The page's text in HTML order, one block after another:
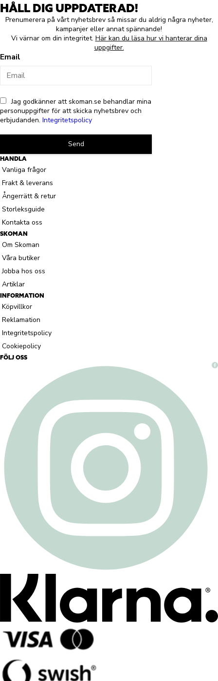
HÅLL DIG UPPDATERAD!
Prenumerera på vårt nyhetsbrev så missar du aldrig några nyheter,
kampanjer eller annat spännande!
Vi värnar om din integritet. Här kan du läsa hur vi hanterar dina
uppgifter.
Email
Jag godkänner att skoman.se behandlar mina
personuppgifter för att skicka nyhetsbrev och
erbjudanden. Integritetspolicy
Send
HANDLA
Vanliga frågor
Frakt & leverans
Ångerrätt & retur
Storleksguide
Kontakta oss
SKOMAN
Om Skoman
Våra butiker
Jobba hos oss
Artiklar
INFORMATION
Köpvillkor
Reklamation
Integritetspolicy
Cookiepolicy
FÖLJ OSS